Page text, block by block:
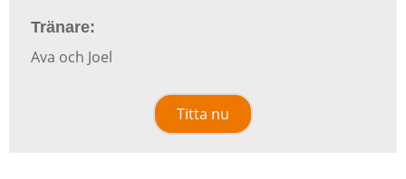
Tränare:
Ava och Joel
Titta nu